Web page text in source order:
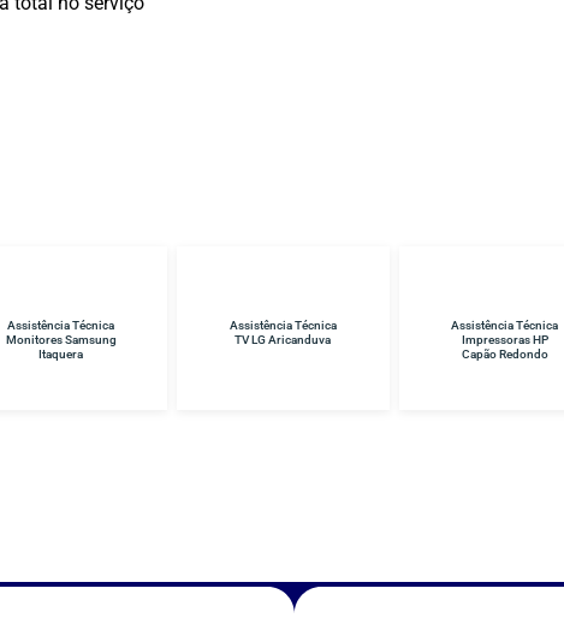
Assistência Técnica
TV LG Aricanduva
Assistência Técnica
Impressoras HP
Assistência Técnica
Samsung Vila Sônia